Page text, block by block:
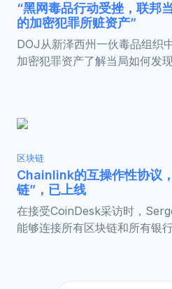
“黑网毒品行动受挫，联邦
的加密犯罪所赃资产”
DOJ从新泽西州一伙毒品组织
加密犯罪资产了解当局如何发
区块链
Chainlink的互操作性协议
链”，已上线
在接受CoinDesk采访时，
能够连接所有区块链和所有银